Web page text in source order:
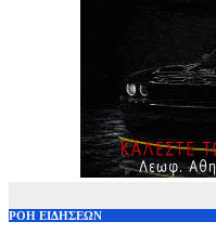
ΡΟΗ ΕΙΔΗΣΕΩΝ